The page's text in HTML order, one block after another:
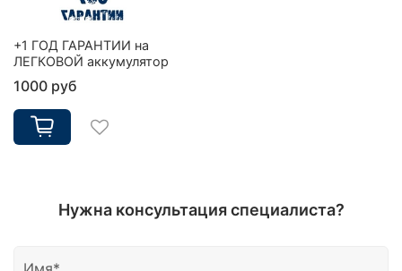
+1 ГОД ГАРАНТИИ на
ЛЕГКОВОЙ аккумулятор
1000 руб
Нужна консультация специалиста?